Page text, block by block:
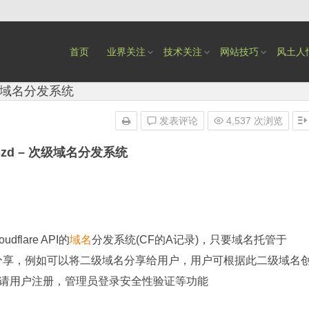
首页 业界关注 技术关注 网站技巧 风土人
名分发系统
– 次级域名分发系统
发表评论 4,537 次浏览
API的域名分发系统(CF的A记录)，只要域名托管于
，例如可以将二级域名分享给用户，用户可根据此二级域名
用户注册，管理员登录安全性验证等功能